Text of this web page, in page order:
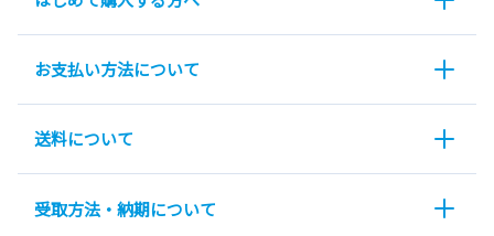
お支払い方法について
送料について
受取方法・納期について